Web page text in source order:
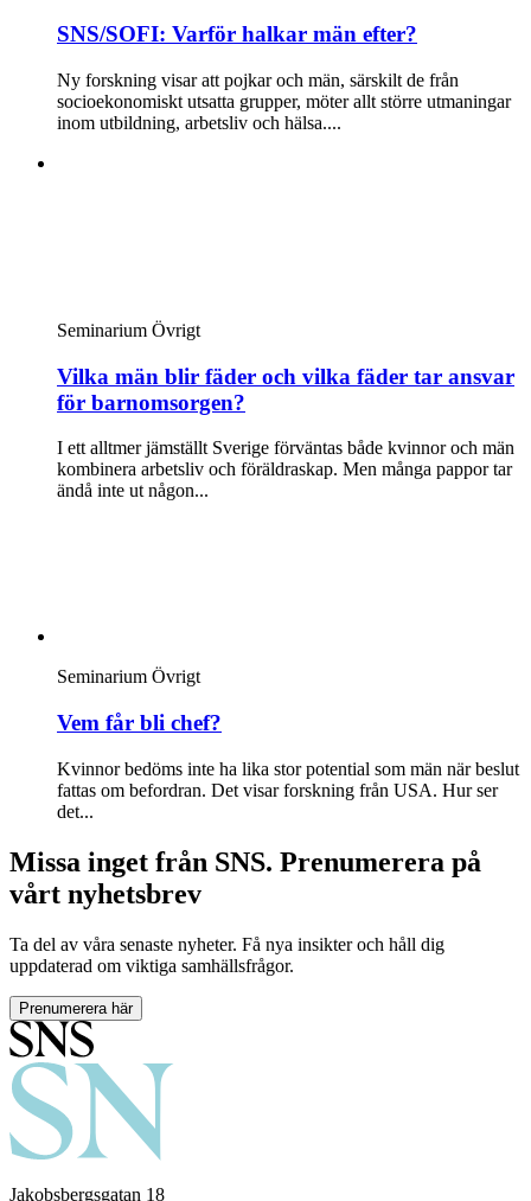
SNS/SOFI: Varför halkar män efter?
Ny forskning visar att pojkar och män, särskilt de från
socioekonomiskt utsatta grupper, möter allt större utmaningar
inom utbildning, arbetsliv och hälsa....
Seminarium Övrigt
Vilka män blir fäder och vilka fäder tar ansvar
för barnomsorgen?
I ett alltmer jämställt Sverige förväntas både kvinnor och män
kombinera arbetsliv och föräldraskap. Men många pappor tar
ändå inte ut någon...
Seminarium Övrigt
Vem får bli chef?
Kvinnor bedöms inte ha lika stor potential som män när beslut
fattas om befordran. Det visar forskning från USA. Hur ser
det...
Missa inget från SNS. Prenumerera på
vårt nyhetsbrev
Ta del av våra senaste nyheter. Få nya insikter och håll dig
uppdaterad om viktiga samhällsfrågor.
Prenumerera här
Jakobsbergsgatan 18